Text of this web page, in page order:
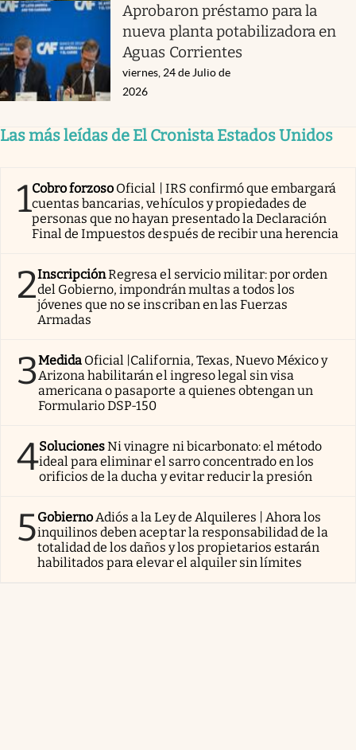
Aprobaron préstamo para la
nueva planta potabilizadora en
Aguas Corrientes
viernes, 24 de Julio de
2026
Las más leídas de El Cronista Estados Unidos
1Cobro forzoso Oficial | IRS confirmó que embargará
cuentas bancarias, vehículos y propiedades de
personas que no hayan presentado la Declaración
Final de Impuestos después de recibir una herencia
2InscripciónRegresa el servicio militar: por orden
del Gobierno, impondrán multas a todos los
jóvenes que no se inscriban en las Fuerzas
Armadas
3Medida Oficial |California, Texas, Nuevo México y
Arizona habilitarán el ingreso legal sin visa
americana o pasaporte a quienes obtengan un
Formulario DSP-150
4SolucionesNi vinagre ni bicarbonato: el método
ideal para eliminar el sarro concentrado en los
orificios de la ducha y evitar reducir la presión
5GobiernoAdiós a la Ley de Alquileres | Ahora los
inquilinos deben aceptar la responsabilidad de la
totalidad de los daños y los propietarios estarán
habilitados para elevar el alquiler sin límites